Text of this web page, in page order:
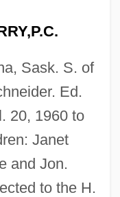
Sask. S. of
Ed.
20, 1960 to
Janet
and Jon.
to the H.